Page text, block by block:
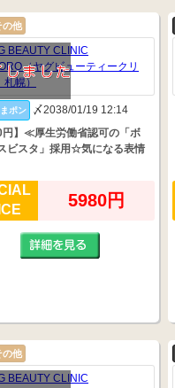
の他
ポン
〆2038/01/19 12:14
円】≪厚生労働省認可の「ボ
ビスタ」採用☆気になる表情
5980円
の他